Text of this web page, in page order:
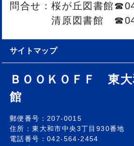
問合せ：桜が丘図書館
清原図書館 ☎042-
サイトマップ
ＢＯＯＫＯＦＦ 東大
館
郵便番号：207-0015
住所：東大和市中央3丁目930番地
電話番号：042-564-2454